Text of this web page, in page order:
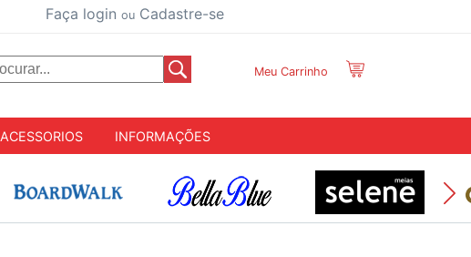
Faça login ou Cadastre-se
Meu Carrinho
ACESSORIOS INFORMAÇÕES